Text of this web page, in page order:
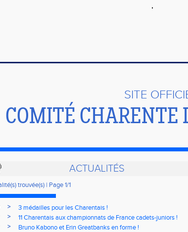
SITE
COMITÉ
ACTUALITÉS
trouvée(s) | Page 1/1
>
3 médailles pour les Charentais !
>
11 Charentais aux championnats de France cadets-juniors !
>
Bruno Kabono et Erin Greatbanks en forme !